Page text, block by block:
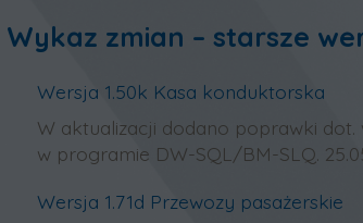
Wykaz zmian – starsze
Wersja 1.50k Kasa konduktorska
W aktualizacji dodano poprawki
w programie DW-SQL/BM-SLQ.
Wersja 1.71d Przewozy pasażerskie